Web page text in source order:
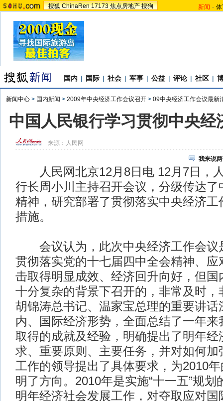
搜狐 ChinaRen 17173 焦点房地产 搜狗 新闻 -
国内 | 国际 | 社会 | 军事 | 公益 | 评论 | 社区 |
新闻中心 > 国内新闻 > 2009年中央经济工作会议召开 > 09中央经济工作会议最新
中国人民银行学习贯彻中央经
来源： 人民网
我来说
人民网北京12月8日电 12月7日，
行长周小川主持召开会议，分级传达了
精神，研究部署了贯彻落实中央经济工
措施。
会议认为，此次中央经济工作会议
贯彻落实党的十七届四中全会精神、应
击取得明显成效、经济回升向好，但国
十分复杂的背景下召开的，非常及时，
胡锦涛总书记、温家宝总理的重要讲话
内、国际经济形势，全面总结了一年
取得的成就及经验，明确提出了明年经
求、重要原则、主要任务，并对如何加
工作的领导提出了具体要求，为2010
明了方向。2010年是实施“十一五”规划
明年经济社会发展工作，对夺取应对国